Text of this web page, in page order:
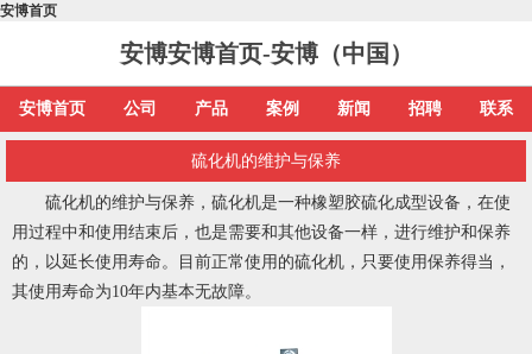
安博首页
安博安博首页-安博（中国）
安博首页 公司 产品 案例 新闻 招聘 联系
硫化机的维护与保养
硫化机的维护与保养，硫化机是一种橡塑胶硫化成型设备，在使
用过程中和使用结束后，也是需要和其他设备一样，进行维护和保养
的，以延长使用寿命。目前正常使用的硫化机，只要使用保养得当，
其使用寿命为10年内基本无故障。